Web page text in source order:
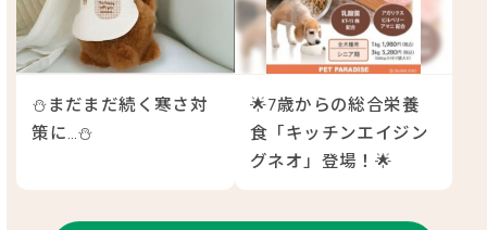
⛄まだまだ続く寒さ対
策に…⛄
🌟7歳からの総合栄養
食「キッチンエイジン
グネオ」登場！🌟